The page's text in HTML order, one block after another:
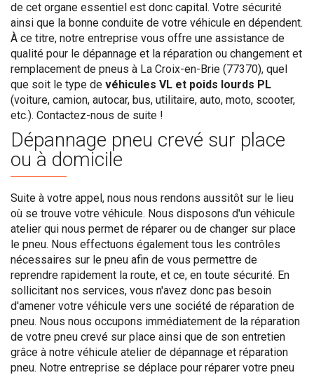
de cet organe essentiel est donc capital. Votre sécurité
ainsi que la bonne conduite de votre véhicule en dépendent.
À ce titre, notre entreprise vous offre une assistance de
qualité pour le dépannage et la réparation ou changement et
remplacement de pneus à La Croix-en-Brie (77370), quel
que soit le type de véhicules VL et poids lourds PL
(voiture, camion, autocar, bus, utilitaire, auto, moto, scooter,
etc.). Contactez-nous de suite !
Dépannage pneu crevé sur place
ou à domicile
Suite à votre appel, nous nous rendons aussitôt sur le lieu
où se trouve votre véhicule. Nous disposons d'un véhicule
atelier qui nous permet de réparer ou de changer sur place
le pneu. Nous effectuons également tous les contrôles
nécessaires sur le pneu afin de vous permettre de
reprendre rapidement la route, et ce, en toute sécurité. En
sollicitant nos services, vous n'avez donc pas besoin
d'amener votre véhicule vers une société de réparation de
pneu. Nous nous occupons immédiatement de la réparation
de votre pneu crevé sur place ainsi que de son entretien
grâce à notre véhicule atelier de dépannage et réparation
pneu. Notre entreprise se déplace pour réparer votre pneu